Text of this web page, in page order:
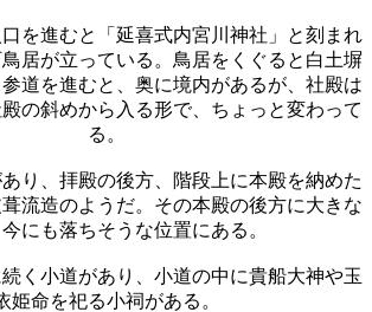
を進むと「延喜式内宮川神社」と刻まれ
居が立っている。鳥居をくぐると白土塀
道を進むと、奥に境内があるが、社殿は
の斜めから入る形で、ちょっと変わって
る。
り、拝殿の後方、階段上に本殿を納めた
流造のようだ。その本殿の後方に大きな
にも落ちそうな位置にある。
く小道があり、小道の中に貴船大神や玉
姫命を祀る小祠がある。